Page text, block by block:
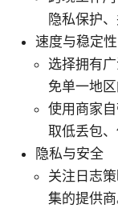
隐私保护
速度与稳定性
选择拥有
免单一地区
使用商家
取低丢包、
隐私与安全
关注日志
集的提供商